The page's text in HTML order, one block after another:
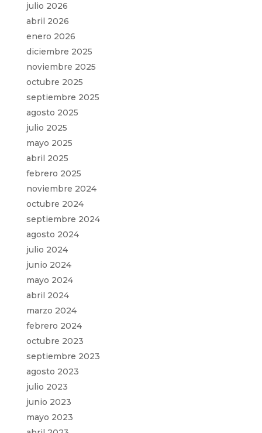
julio 2026
abril 2026
enero 2026
diciembre 2025
noviembre 2025
octubre 2025
septiembre 2025
agosto 2025
julio 2025
mayo 2025
abril 2025
febrero 2025
noviembre 2024
octubre 2024
septiembre 2024
agosto 2024
julio 2024
junio 2024
mayo 2024
abril 2024
marzo 2024
febrero 2024
octubre 2023
septiembre 2023
agosto 2023
julio 2023
junio 2023
mayo 2023